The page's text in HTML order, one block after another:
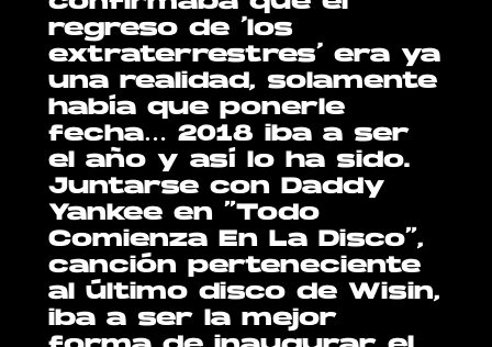
regreso de ‘los
extraterrestres’ era ya
una realidad, solamente
había que ponerle
fecha… 2018 iba a ser
el año y así lo ha sido.
Juntarse con Daddy
Yankee en “Todo
Comienza En La Disco”,
canción perteneciente
al último disco de Wisin,
iba a ser la mejor